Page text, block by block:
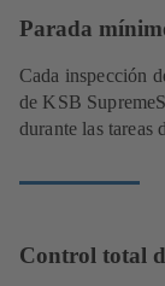
Parada
Cada inspección
de KSB
durante las tareas
Control total